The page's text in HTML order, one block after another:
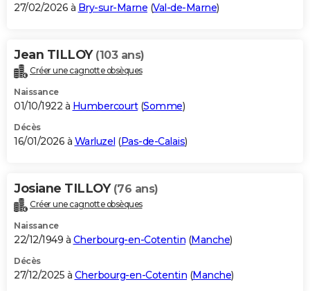
BONS PLANS
Carte de Noël
Carte Bonne année
Carte Saint-Valentin
Carte Pâques
Carte d'anniversaire
DICTIONNAIRE
Dictionnaire
Biographies
Citations
Expressions
Proverbes
PROGRAMME TV
S'inscrire
Se connecter
Lycées
Collèges
Primaires
Universités
Entreprises
Service militaire
Avis de recherche
AVIS DE DÉCÈS
Bricolage
Lifestyle
Culture
Sport
Auto
Television
Voyage
Cinema
27/02/2026 à Bry-sur-Marne (Val-de-Marne)
Jean TILLOY (103 ans)
Créer une cagnotte obsèques
Naissance
01/10/1922 à Humbercourt(Somme)
Décès
16/01/2026 à Warluzel (Pas-de-Calais)
Josiane TILLOY (76 ans)
Créer une cagnotte obsèques
Naissance
22/12/1949 à Cherbourg-en-Cotentin (Manche)
Décès
27/12/2025 à Cherbourg-en-Cotentin (Manche)